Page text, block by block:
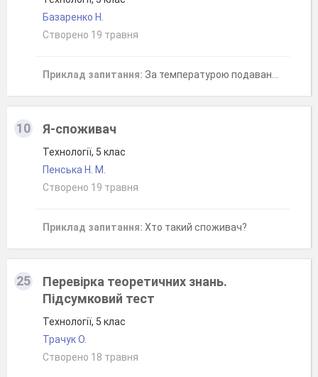
Базаренко Н.
Створено 19 травня
Приклад запитання: За температурою подавання бутерброди бувають
10 Я-споживач
Технології, 5 клас
Пенська Н. М.
Створено 19 травня
Приклад запитання: Хто такий споживач?
25
Перевірка теоретичних знань.
Підсумковий тест
Технології, 5 клас
Трачук О.
Створено 18 травня